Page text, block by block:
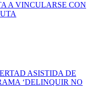
A VINCULARSE CON
ASISTIDA DE
‘DELINQUIR NO